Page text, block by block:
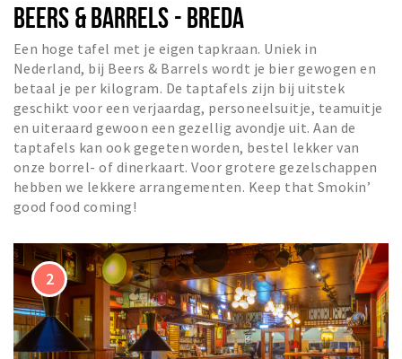
Winkels
Winkelgebieden
Deals
Parkeren
Inloggen
BEERS & BARRELS - BREDA
Een hoge tafel met je eigen tapkraan. Uniek in
Nederland, bij Beers & Barrels wordt je bier gewogen en
betaal je per kilogram. De taptafels zijn bij uitstek
geschikt voor een verjaardag, personeelsuitje, teamuitje
en uiteraard gewoon een gezellig avondje uit. Aan de
taptafels kan ook gegeten worden, bestel lekker van
onze borrel- of dinerkaart. Voor grotere gezelschappen
hebben we lekkere arrangementen. Keep that Smokin’
good food coming!